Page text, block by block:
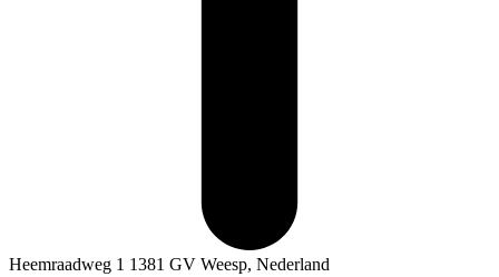
Heemraadweg 1 1381 GV Weesp, Nederland